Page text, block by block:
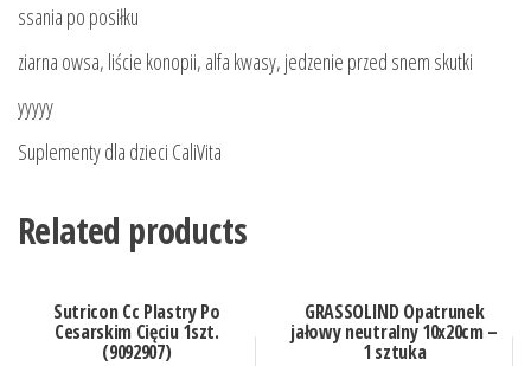
ssania po posiłku
ziarna owsa, liście konopii, alfa kwasy, jedzenie przed snem skutki
yyyyy
Suplementy dla dzieci CaliVita
Related products
Sutricon Cc Plastry Po
Cesarskim Cięciu 1szt.
(9092907)
GRASSOLIND Opatrunek
jałowy neutralny 10x20cm –
1 sztuka